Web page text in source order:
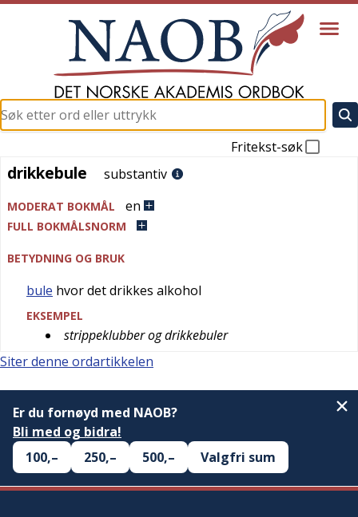
Fritekst-søk
drikkebule
drikkebule substantiv
MODERAT BOKMÅL en
FULL BOKMÅLSNORM
BETYDNING OG BRUK
bule hvor det drikkes alkohol
EKSEMPEL
strippeklubber og drikkebuler
Siter denne ordartikkelen
Er du fornøyd med NAOB?
Bli med og bidra!
100,–
250,– 500,– Valgfri sum